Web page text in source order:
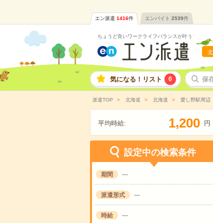
エン派遣 1416件 エンバイト 2539件
ちょうど良いワークライフバランスが叶う
気になる！リスト 0 保
派遣TOP 北海道 北海道 愛し野駅周辺
平均時給: 1,200 円
設定中の検索条件
期間 ---
派遣形式 ---
時給 ---